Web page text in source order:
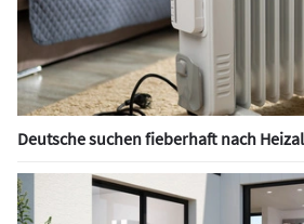
Deutsche suchen fieberhaft nach